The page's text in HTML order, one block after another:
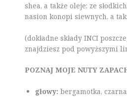
shea, a także oleje: ze
nasion konopi siewnych, a
(dokładne składy INCI
znajdziesz pod powyższymi
POZNAJ MOJE NUTY
głowy: bergamotka,